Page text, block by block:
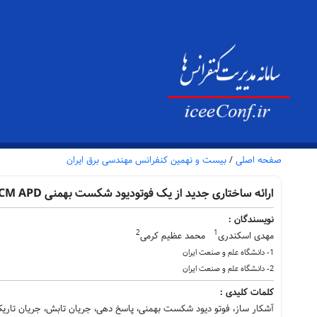
صفحه اصلی / بیست و نهمین کنفرانس مهندسی برق ایران
ارائه ساختاری جدید از یک فوتودیود شکست بهمنی InGaAs / Si SACM APD جهت آشکار سازی در طول موج تابشی 1550 نانومتر
نویسندگان :
مهدی اسکندری1 محمد عظیم کرمی2
1- دانشگاه علم و صنعت ایران
2- دانشگاه علم و صنعت ایران
کلمات کلیدی :
آشکار ساز، فوتو دیود شکست بهمنی، پاسخ دهی، جریان تابش، جریان